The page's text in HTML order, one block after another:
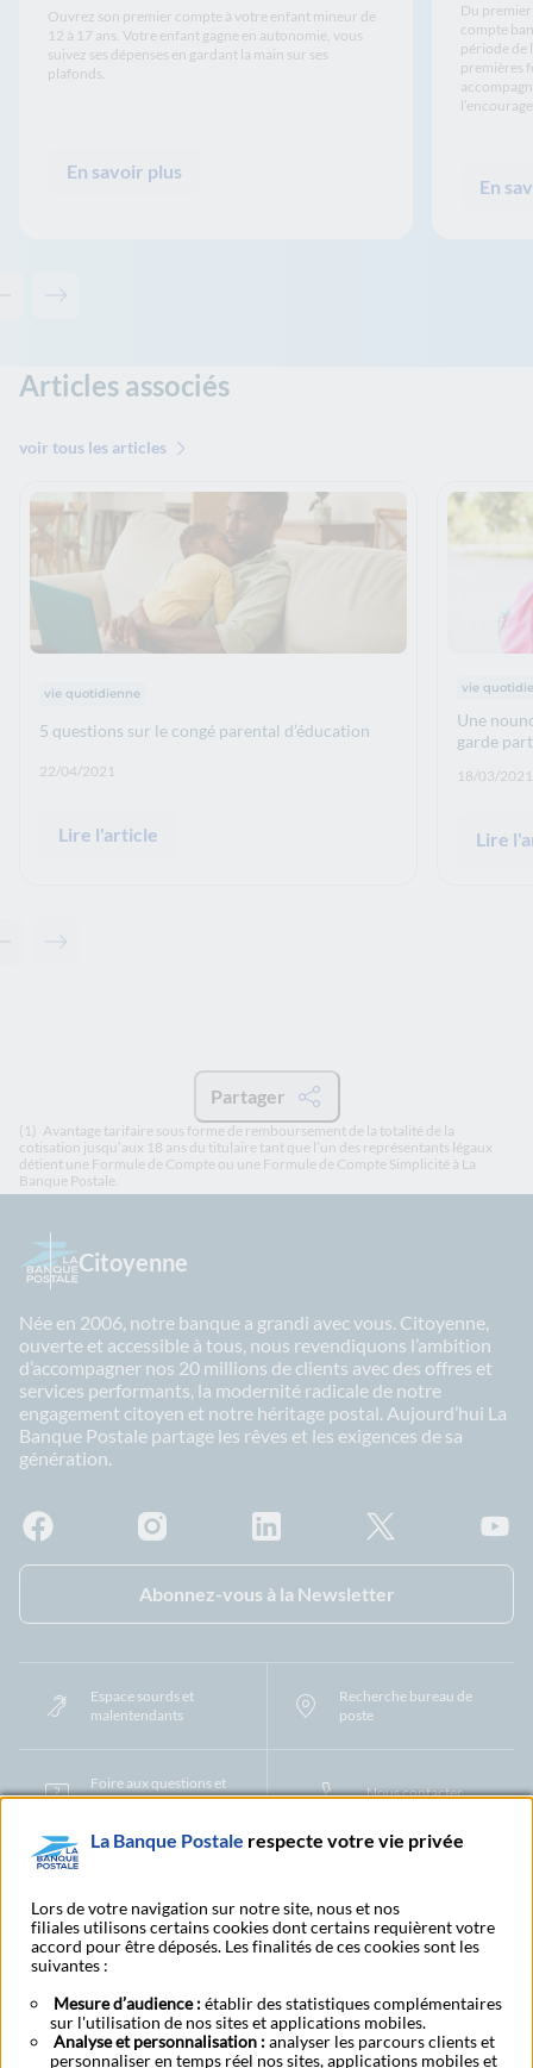
Ouvrez son premier compte à votre enfant mineur de
12 à 17 ans. Votre enfant gagne en autonomie, vous
suivez ses dépenses en gardant la main sur ses
plafonds.
En savoir plus
Du
compte
période de
premières
En
Contenu précédent - Les solutions de La Banque Postale
Contenu suivant - Les solutions de La Banque Postale
Articles associés
voir tous les articles
Thématiques : :
vie quotidienne
5 questions sur le congé parental d’éducation
Date de publication: :
22/04/2021
Lire l'article
vie
Une
garde
Date de
18/03/2021
Lire
Contenu précédent - Articles associés
Contenu suivant - Articles associés
Partager
(1) Avantage tarifaire sous forme de remboursement de la totalité de la
cotisation jusqu’aux 18 ans du titulaire tant que l’un des représentants légaux
détient une Formule de Compte ou une Formule de Compte Simplicité à La
Banque Postale.
Citoyenne
Née en 2006, notre banque a grandi avec vous. Citoyenne,
ouverte et accessible à tous, nous revendiquons l’ambition
d’accompagner nos 20 millions de clients avec des offres et
services performants, la modernité radicale de notre
engagement citoyen et notre héritage postal. Aujourd’hui La
Banque Postale partage les rêves et les exigences de sa
génération.
Abonnez-vous à la Newsletter
Espace sourds et
malentendants
Recherche bureau de
poste
Foire aux questions et
centre d'aide
Nous contacter
Protection des Données à Caractère PersonnelFiliales et partenaires
CookiesGestion des cookiesActualiser vos informations
Contestation et réclamation Coordonnées Centres Financiers
Alertes fraudes et points de vigilance Actualités réglementaires CGU
Aide navigateur et systèmes d'exploitation
Vider le cache de votre navigateurLexique Aide et accessibilité
La Banque Postale respecte votre vie privée
Lors de votre navigation sur notre site, nous et nos
filiales utilisons certains cookies dont certains requièrent votre
accord pour être déposés. Les finalités de ces cookies sont les
suivantes :
Mesure d’audience :établir des statistiques complémentaires
sur l'utilisation de nos sites et applications mobiles.
Analyse et personnalisation :analyser les parcours clients et
personnaliser en temps réel nos sites, applications mobiles et